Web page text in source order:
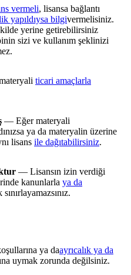
vermeli, lisansa bağlantı
yapıldıysa bilgivermelisiniz.
yerine getirebilirsiniz
sizi ve kullanım şeklinizi
ticari amaçlarla
— Eğer materyali
ya da materyalin üzerine
lisans ile dağıtabilirsiniz.
— Lisansın izin verdiği
kanunlarla ya da
ya daayrıcalık ya da
uymak zorunda değilsiniz.